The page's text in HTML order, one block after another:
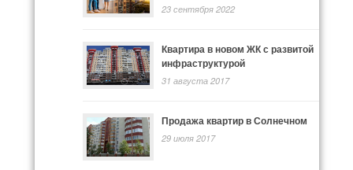
23 сентября 2022
Квартира в новом ЖК с развитой
инфраструктурой
31 августа 2017
Продажа квартир в Солнечном
29 июля 2017